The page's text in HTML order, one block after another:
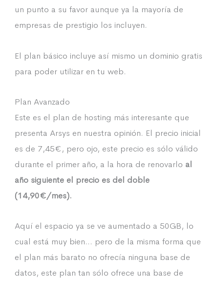
un punto a su favor aunque ya la mayoría de
empresas de prestigio los incluyen.
El plan básico incluye así mismo un dominio gratis
para poder utilizar en tu web.
Plan Avanzado
Este es el plan de hosting más interesante que
presenta Arsys en nuestra opinión. El precio inicial
es de 7,45€, pero ojo, este precio es sólo válido
durante el primer año, a la hora de renovarlo al
año siguiente el precio es del doble
(14,90€/mes).
Aquí el espacio ya se ve aumentado a 50GB, lo
cual está muy bien… pero de la misma forma que
el plan más barato no ofrecía ninguna base de
datos, este plan tan sólo ofrece una base de